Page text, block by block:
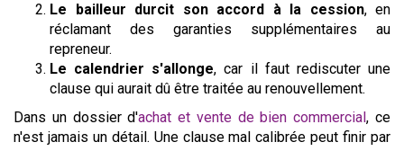
Le bailleur durcit son accord à la cession, en
réclamant des garanties supplémentaires au
repreneur.
Le calendrier s'allonge, car il faut rediscuter une
clause qui aurait dû être traitée au renouvellement.
Dans un dossier d'achat et vente de bien commercial, ce
n'est jamais un détail. Une clause mal calibrée peut finir par